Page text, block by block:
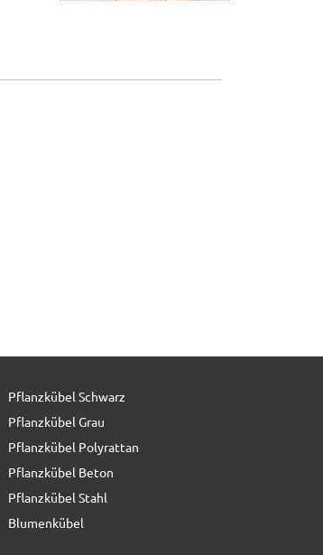
Pflanzkübel Schwarz
Pflanzkübel Grau
Pflanzkübel Polyrattan
Pflanzkübel Beton
Pflanzkübel Stahl
Blumenkübel